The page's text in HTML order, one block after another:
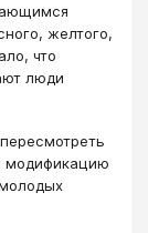
желтого,
что
люди
модификацию